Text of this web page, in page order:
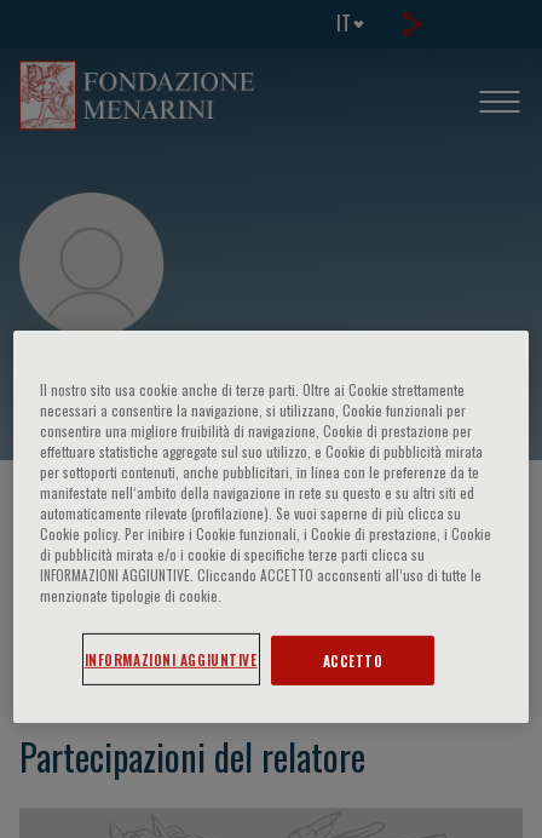
IT
Anna Sonia Petronio
HOME PAGE / CORSI ED EVENTI / RELATORE
Anna Sonia Petronio
Partecipazioni del relatore
Il nostro sito usa cookie anche di terze parti. Oltre ai Cookie strettamente
necessari a consentire la navigazione, si utilizzano, Cookie funzionali per
consentire una migliore fruibilità di navigazione, Cookie di prestazione per
effettuare statistiche aggregate sul suo utilizzo, e Cookie di pubblicità mirata
per sottoporti contenuti, anche pubblicitari, in linea con le preferenze da te
manifestate nell‘ambito della navigazione in rete su questo e su altri siti ed
automaticamente rilevate (profilazione). Se vuoi saperne di più clicca su
Cookie policy. Per inibire i Cookie funzionali, i Cookie di prestazione, i Cookie
di pubblicità mirata e/o i cookie di specifiche terze parti clicca su
INFORMAZIONI AGGIUNTIVE. Cliccando ACCETTO acconsenti all’uso di tutte le
menzionate tipologie di cookie.
INFORMAZIONI AGGIUNTIVE ACCETTO